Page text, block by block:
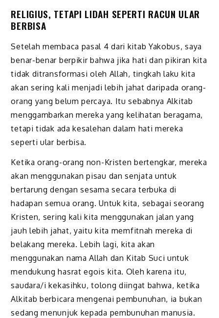
RELIGIUS, TETAPI LIDAH SEPERTI RACUN ULAR
BERBISA
Setelah membaca pasal 4 dari kitab Yakobus, saya
benar-benar berpikir bahwa jika hati dan pikiran kita
tidak ditransformasi oleh Allah, tingkah laku kita
akan sering kali menjadi lebih jahat daripada orang-
orang yang belum percaya. Itu sebabnya Alkitab
menggambarkan mereka yang kelihatan beragama,
tetapi tidak ada kesalehan dalam hati mereka
seperti ular berbisa.
Ketika orang-orang non-Kristen bertengkar, mereka
akan menggunakan pisau dan senjata untuk
bertarung dengan sesama secara terbuka di
hadapan semua orang. Untuk kita, sebagai seorang
Kristen, sering kali kita menggunakan jalan yang
jauh lebih jahat, yaitu kita memfitnah mereka di
belakang mereka. Lebih lagi, kita akan
menggunakan nama Allah dan Kitab Suci untuk
mendukung hasrat egois kita. Oleh karena itu,
saudara/i kekasihku, tolong diingat bahwa, ketika
Alkitab berbicara mengenai pembunuhan, ia bukan
sedang menunjuk kepada pembunuhan manusia.